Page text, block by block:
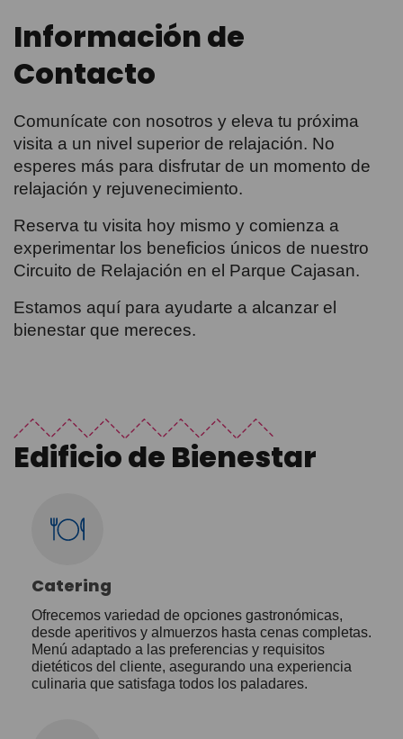
Información de
Contacto
Comunícate con nosotros y eleva tu próxima
visita a un nivel superior de relajación. No
esperes más para disfrutar de un momento de
relajación y rejuvenecimiento.
Reserva tu visita hoy mismo y comienza a
experimentar los beneficios únicos de nuestro
Circuito de Relajación en el Parque Cajasan.
Estamos aquí para ayudarte a alcanzar el
bienestar que mereces.
Edificio de Bienestar
Catering
Ofrecemos variedad de opciones gastronómicas,
desde aperitivos y almuerzos hasta cenas completas.
Menú adaptado a las preferencias y requisitos
dietéticos del cliente, asegurando una experiencia
culinaria que satisfaga todos los paladares.